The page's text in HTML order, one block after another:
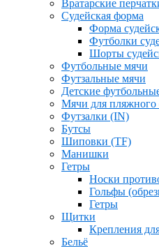
Вратарские
Судейская форма
Форма
Футболки
Шорты
Футбольные мячи
Футзальные мячи
Детские
Мячи для пляжного
Футзалки (IN)
Бутсы
Шиповки (TF)
Манишки
Гетры
Носки
Гольфы
Гетры
Щитки
Крепления
Бельё